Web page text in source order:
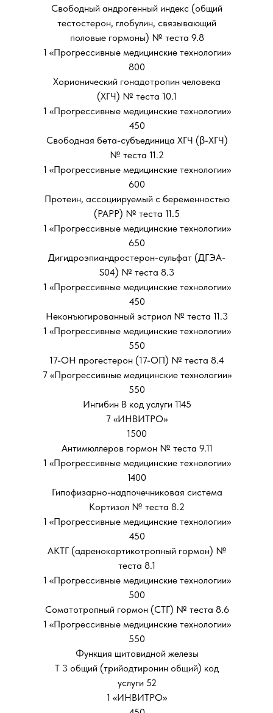
Свободный андрогенный индекс (общий
тестостерон, глобулин, связывающий
половые гормоны) № теста 9.8
1 «Прогрессивные медицинские технологии»
800
Хорионический гонадотропин человека
(ХГЧ) № теста 10.1
1 «Прогрессивные медицинские технологии»
450
Свободная бета-субъединица ХГЧ (β-ХГЧ)
№ теста 11.2
1 «Прогрессивные медицинские технологии»
600
Протеин, ассоциируемый с беременностью
(РАРР) № теста 11.5
1 «Прогрессивные медицинские технологии»
650
Дигидроэпиандростерон-сульфат (ДГЭА-
S04) № теста 8.3
1 «Прогрессивные медицинские технологии»
450
Неконъюгированный эстриол № теста 11.3
1 «Прогрессивные медицинские технологии»
550
17-ОН прогестерон (17-ОП) № теста 8.4
7 «Прогрессивные медицинские технологии»
550
Ингибин В код услуги 1145
7 «ИНВИТРО»
1500
Антимюллеров гормон № теста 9.11
1 «Прогрессивные медицинские технологии»
1400
Гипофизарно-надпочечниковая система
Кортизол № теста 8.2
1 «Прогрессивные медицинские технологии»
450
АКТГ (адренокортикотропный гормон) №
теста 8.1
1 «Прогрессивные медицинские технологии»
500
Соматотропный гормон (СТГ) № теста 8.6
1 «Прогрессивные медицинские технологии»
550
Функция щитовидной железы
Т 3 общий (трийодтиронин общий) код
услуги 52
1 «ИНВИТРО»